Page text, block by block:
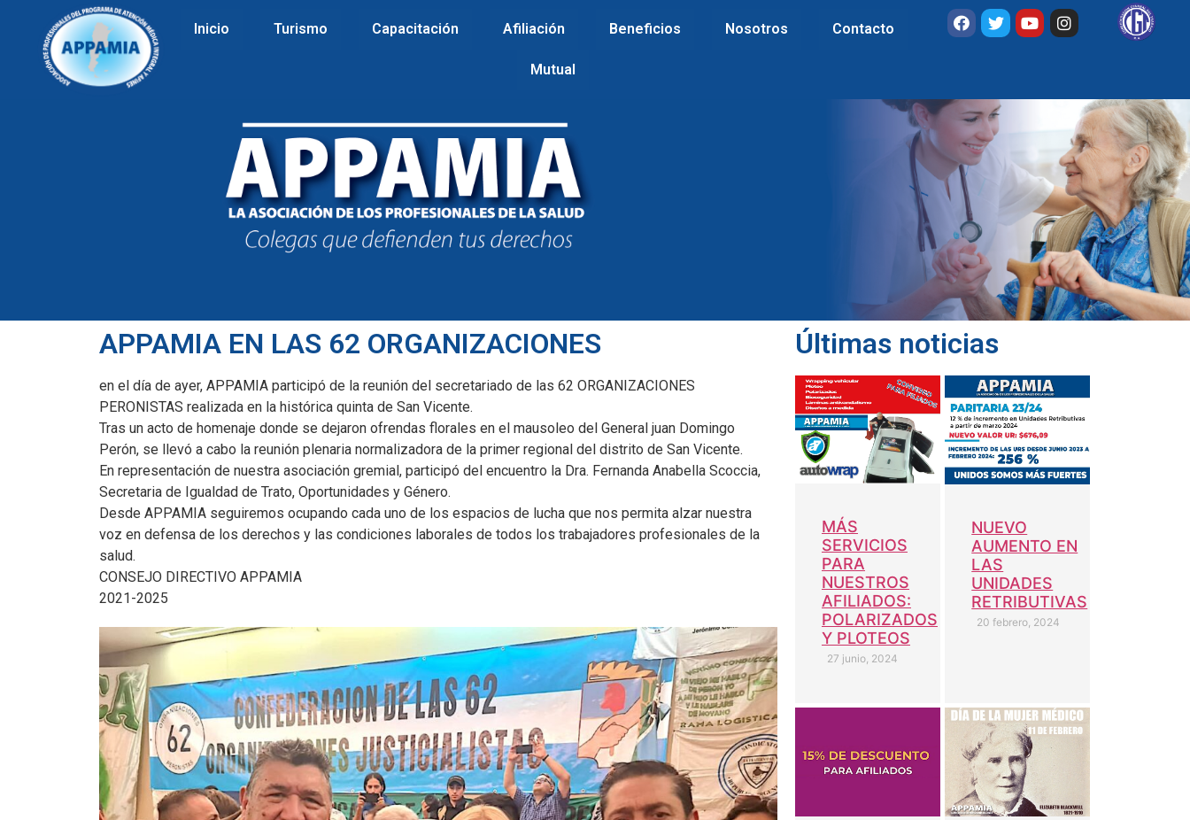
Inicio Turismo Capacitación Afiliación Beneficios Nosotros Contacto
Mutual
APPAMIA EN LAS 62 ORGANIZACIONES
en el día de ayer, APPAMIA participó de la reunión del secretariado de las 62 ORGANIZACIONES
PERONISTAS realizada en la histórica quinta de San Vicente.
Tras un acto de homenaje donde se dejaron ofrendas florales en el mausoleo del General juan Domingo
Perón, se llevó a cabo la reunión plenaria normalizadora de la primer regional del distrito de San Vicente.
En representación de nuestra asociación gremial, participó del encuentro la Dra. Fernanda Anabella Scoccia,
Secretaria de Igualdad de Trato, Oportunidades y Género.
Desde APPAMIA seguiremos ocupando cada uno de los espacios de lucha que nos permita alzar nuestra
voz en defensa de los derechos y las condiciones laborales de todos los trabajadores profesionales de la
salud.
CONSEJO DIRECTIVO APPAMIA
2021-2025
Últimas noticias
MÁS
SERVICIOS
PARA
NUESTROS
AFILIADOS:
POLARIZADOS
Y PLOTEOS
27 junio, 2024
NUEVO
AUMENTO EN
LAS
UNIDADES
RETRIBUTIVAS
20 febrero, 2024